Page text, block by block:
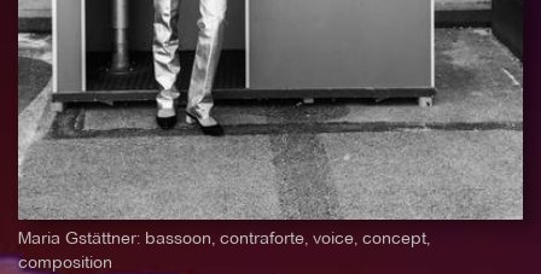
Maria Gstättner: bassoon, contraforte, voice, concept,
composition